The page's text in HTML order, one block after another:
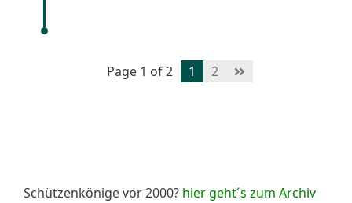
Page 1 of 2 1 2
Schützenkönige vor 2000? hier geht´s zum Archiv